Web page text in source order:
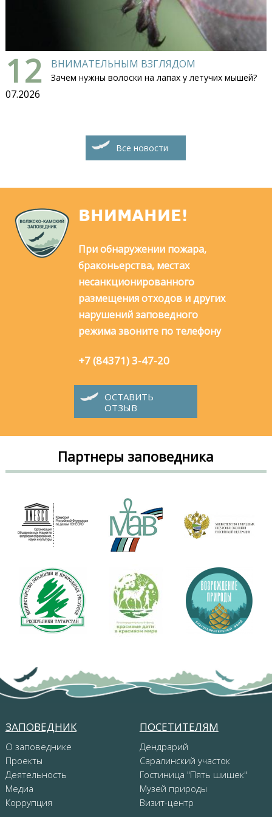
12
07.2026
ВНИМАТЕЛЬНЫМ ВЗГЛЯДОМ
Зачем нужны волоски на лапах у летучих мышей?
Все новости
ВНИМАНИЕ!
При обнаружении пожара,
браконьерства, местах
несанкционированного
размещения отходов и других
нарушений заповедного
режима звоните по телефону
+7 (84371) 3-47-20
ОСТАВИТЬ
ОТЗЫВ
Партнеры заповедника
ЗАПОВЕДНИК
О заповеднике
Проекты
Деятельность
Медиа
Коррупция
ПОСЕТИТЕЛЯМ
Дендрарий
Саралинский участок
Гостиница "Пять шишек"
Музей природы
Визит-центр